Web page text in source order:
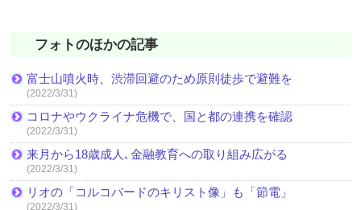
フォトのほかの記事
富士山噴火時、渋滞回避のため原則徒歩で避難を
(2022/3/31)
コロナやウクライナ危機で、国と都の連携を確認
(2022/3/31)
来月から18歳成人､金融教育への取り組み広がる
(2022/3/31)
リオの「コルコバードのキリスト像」も「節電」
(2022/3/31)